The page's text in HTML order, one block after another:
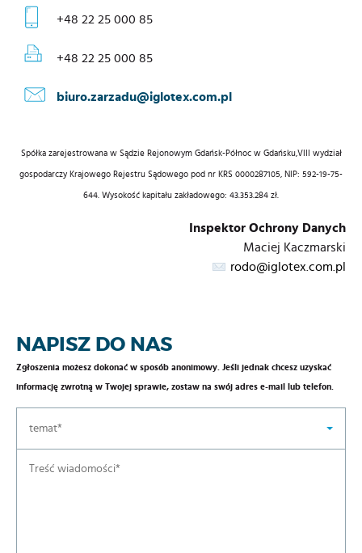
+48 22 25 000 85
+48 22 25 000 85
biuro.zarzadu@iglotex.com.pl
Spółka zarejestrowana w Sądzie Rejonowym Gdańsk-Północ w Gdańsku,VIII wydział
gospodarczy Krajowego Rejestru Sądowego pod nr KRS 0000287105, NIP: 592-19-75-
644. Wysokość kapitału zakładowego: 43.353.284 zł.
Inspektor Ochrony Danych
Maciej Kaczmarski
rodo@iglotex.com.pl
NAPISZ DO NAS
Zgłoszenia możesz dokonać w sposób anonimowy. Jeśli jednak chcesz uzyskać
informację zwrotną w Twojej sprawie, zostaw na swój adres e-mail lub telefon.
temat*